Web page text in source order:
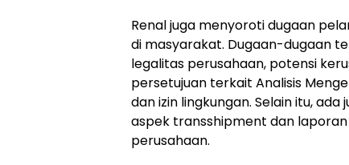
Renal juga menyoroti dugaan
di masyarakat. Dugaan-dugaan
legalitas perusahaan, potensi
persetujuan terkait Analisis
dan izin lingkungan. Selain itu,
aspek transshipment dan
perusahaan.